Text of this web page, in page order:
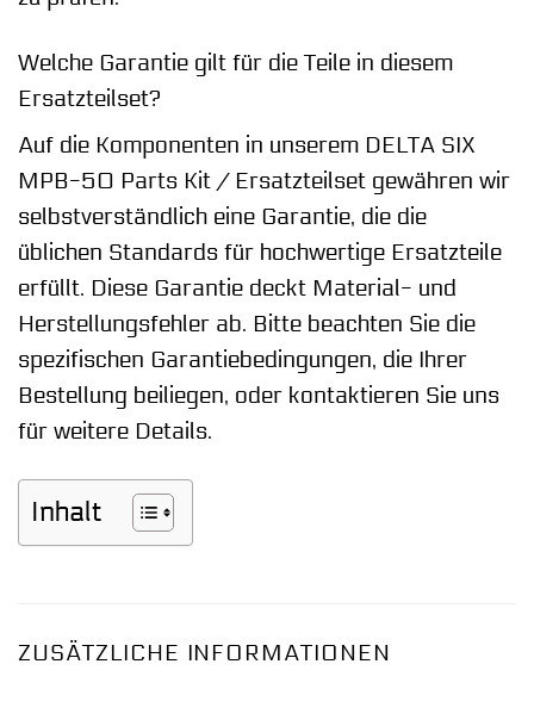
Welche Garantie gilt für die Teile in diesem
Ersatzteilset?
Auf die Komponenten in unserem DELTA SIX
MPB-50 Parts Kit / Ersatzteilset gewähren wir
selbstverständlich eine Garantie, die die
üblichen Standards für hochwertige Ersatzteile
erfüllt. Diese Garantie deckt Material- und
Herstellungsfehler ab. Bitte beachten Sie die
spezifischen Garantiebedingungen, die Ihrer
Bestellung beiliegen, oder kontaktieren Sie uns
für weitere Details.
Inhalt
ZUSÄTZLICHE INFORMATIONEN